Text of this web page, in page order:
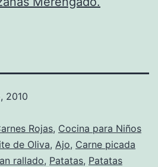
2010
Rojas, Cocina para Niños
de Oliva, Ajo, Carne picada
rallado, Patatas, Patatas